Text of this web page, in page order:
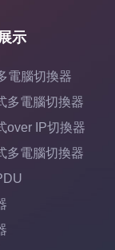
示
電腦切換器
多電腦切換器
over IP切換器
多電腦切換器